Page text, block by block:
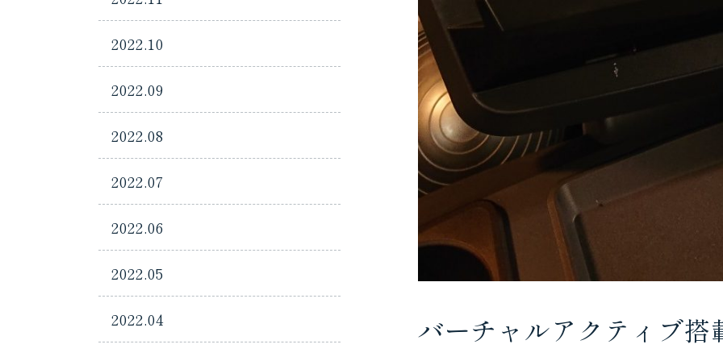
バーチャルアクティブ搭
2022.10
2022.09
2022.08
2022.07
2022.06
2022.05
2022.04